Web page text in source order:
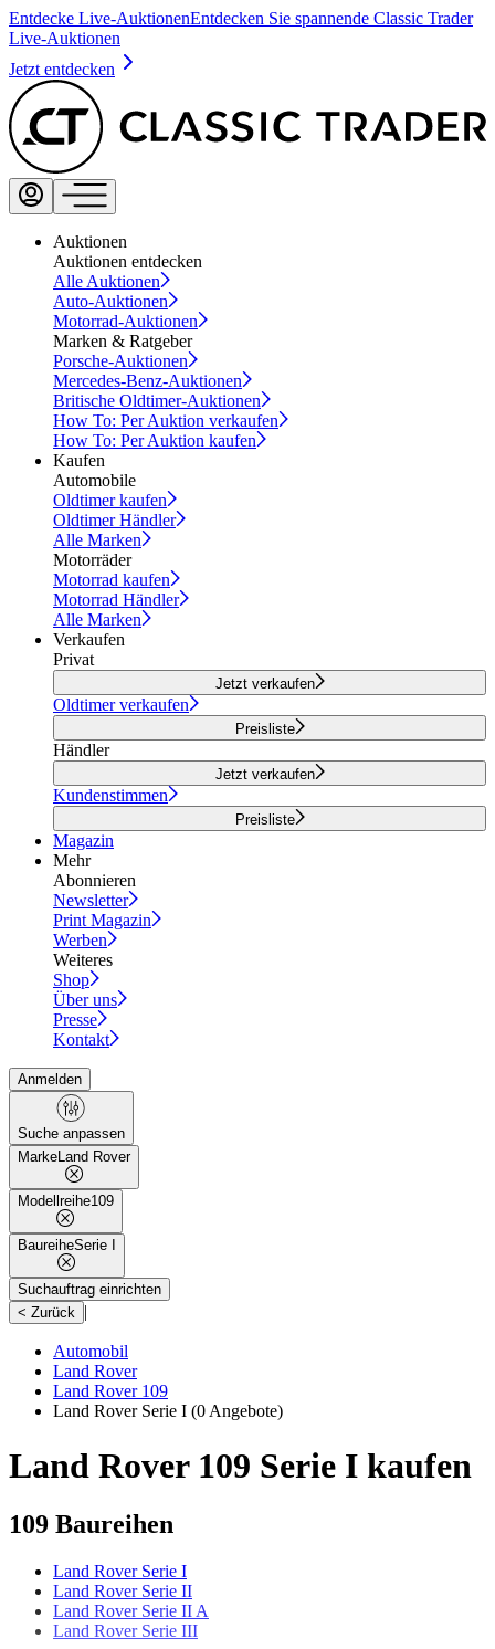
Entdecke Live-AuktionenEntdecken Sie spannende Classic Trader
Live-Auktionen
Jetzt entdecken
Auktionen
Auktionen entdecken
Alle Auktionen
Auto-Auktionen
Motorrad-Auktionen
Marken & Ratgeber
Porsche-Auktionen
Mercedes-Benz-Auktionen
Britische Oldtimer-Auktionen
How To: Per Auktion verkaufen
How To: Per Auktion kaufen
Kaufen
Automobile
Oldtimer kaufen
Oldtimer Händler
Alle Marken
Motorräder
Motorrad kaufen
Motorrad Händler
Alle Marken
Verkaufen
Privat
Jetzt verkaufen
Oldtimer verkaufen
Preisliste
Händler
Jetzt verkaufen
Kundenstimmen
Preisliste
Magazin
Mehr
Abonnieren
Newsletter
Print Magazin
Werben
Weiteres
Shop
Über uns
Presse
Kontakt
Anmelden
Suche anpassen
MarkeLand Rover
Modellreihe109
BaureiheSerie I
Suchauftrag einrichten
< Zurück |
Automobil
Land Rover
Land Rover 109
Land Rover Serie I (0 Angebote)
Land Rover 109 Serie I kaufen
109 Baureihen
Land Rover Serie I
Land Rover Serie II
Land Rover Serie II A
Land Rover Serie III